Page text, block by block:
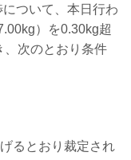
止となりましたので
。
性胃腸炎のためドク
がウィルス性胃腸炎
ついて、本日行わ
）を0.30kg超
、次のとおり条件
るとおり裁定され